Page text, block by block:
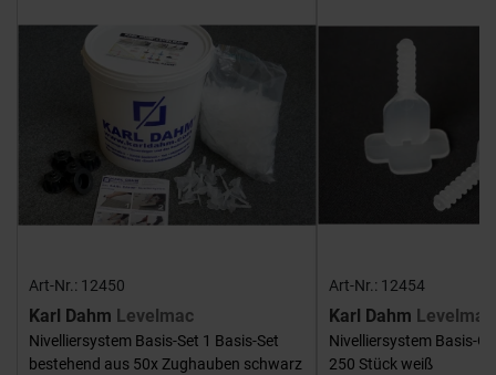
Art-Nr.: 12450
Karl Dahm Levelmac
Nivelliersystem Basis-Set 1 Basis-Set
bestehend aus 50x Zughauben schwarz
Art-Nr.: 12454
Karl Dahm Levelmac
Nivelliersystem Basis-
250 Stück weiß